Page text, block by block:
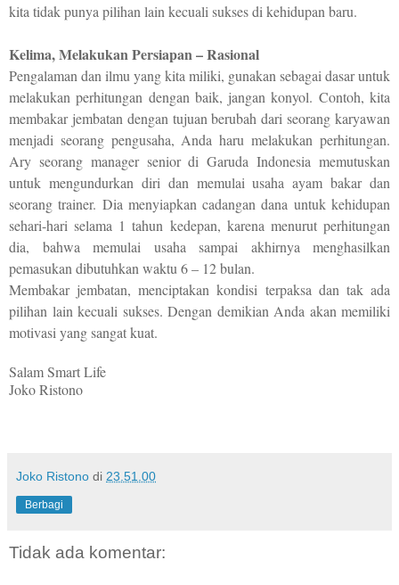
kita tidak punya pilihan lain kecuali sukses di kehidupan baru.
Kelima,Melakukan Persiapan – Rasional
Pengalaman dan ilmu yang kita miliki, gunakan sebagai dasar untuk
melakukan perhitungan dengan baik, jangan konyol. Contoh, kita
membakar jembatan dengan tujuan berubah dari seorang karyawan
menjadi seorang pengusaha, Anda haru melakukan perhitungan.
Ary seorang manager senior di Garuda Indonesia memutuskan
untuk mengundurkan diri dan memulai usaha ayam bakar dan
seorang trainer. Dia menyiapkan cadangan dana untuk kehidupan
sehari-hari selama 1 tahun kedepan, karena menurut perhitungan
dia, bahwa memulai usaha sampai akhirnya menghasilkan
pemasukan dibutuhkan waktu 6 – 12 bulan.
Membakar jembatan, menciptakan kondisi terpaksa dan tak ada
pilihan lain kecuali sukses. Dengan demikian Anda akan memiliki
motivasi yang sangat kuat.
Salam Smart Life
Joko Ristono
Joko Ristono di 23.51.00
Berbagi
Tidak ada komentar: